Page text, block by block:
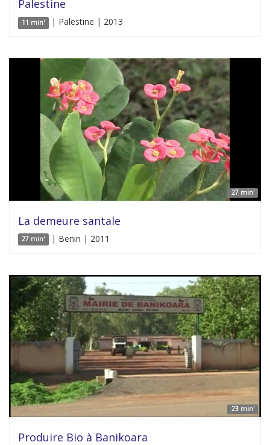
Palestine
11 min' | Palestine | 2013
27 min'
La demeure santale
27 min' | Benin | 2011
23 min'
Produire Bio à Banikoara